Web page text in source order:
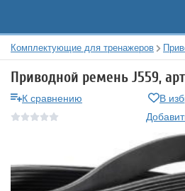
Комплектующие для тренажеров
Приводной ремень J559,
К сравнению
В